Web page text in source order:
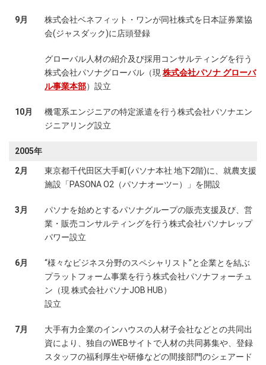
9月
株式会社ベネフィット・ワンが同社株式を日本証券業協
会(ジャスダック)に店頭登録
グローバル人材の紹介及び採用コンサルティングを行う
株式会社パソナグローバル（現 株式会社パソナ グローバ
ル事業本部）設立
10月
機電系エンジニアの特定派遣を行う株式会社パソナエン
ジニアリング設立
2005年
2月
東京都千代田区大手町(パソナ本社 地下2階)に、就農支援
施設「PASONA O2（パソナオーツ―）」を開設
3月
パソナを始めとするパソナグループの販売支援及び、営
業・販売コンサルティングを行う株式会社パソナレップ
パワー設立
6月
“様々なビジネス分野のスペシャリスト”と企業とを結ぶ
プラットフォーム事業を行う株式会社パソナフォーチュ
ン（現 株式会社パソナJOB HUB）
設立
7月
大手有力企業のインハウスの人材子会社などとの共同出
資により、独自のWEBサイトで人材の共同募集や、登録
スタッフの福利厚生や研修などの間接部門のシェアード